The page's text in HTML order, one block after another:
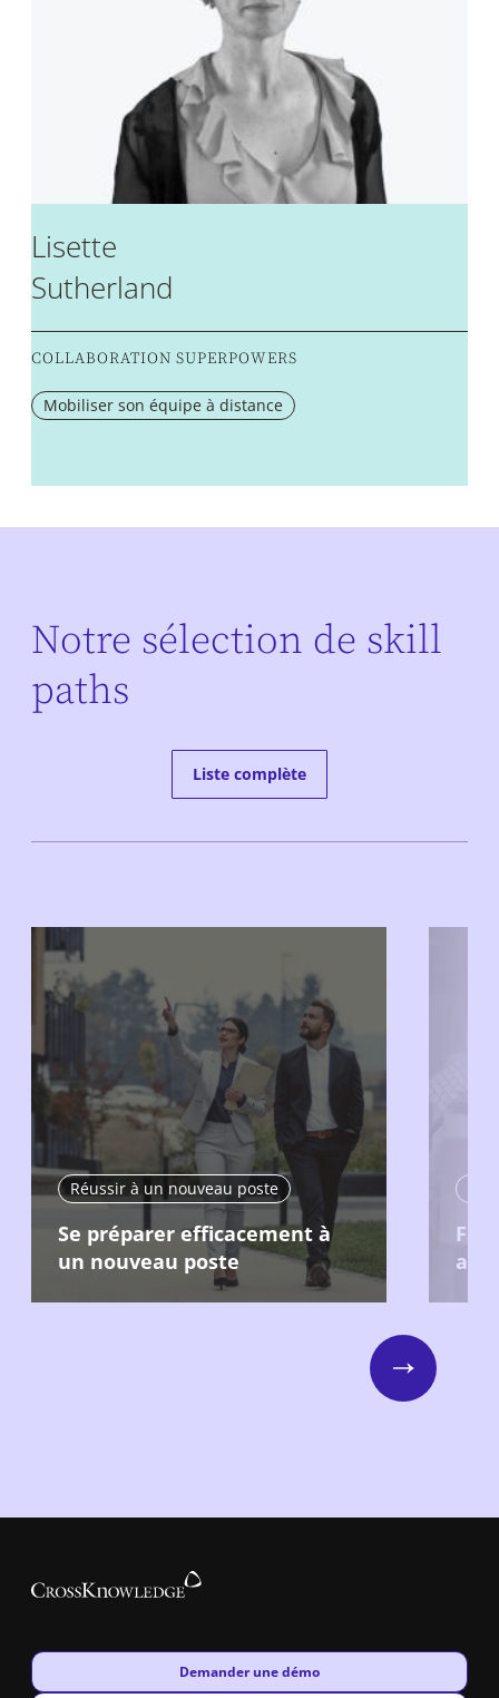
Lisette
Sutherland
COLLABORATION SUPERPOWERS
Mobiliser son équipe à distance
Notre sélection de skill
paths
Liste complète
Réussir à un nouveau poste
Se préparer efficacement à
un nouveau poste
Next
New window
Demander une démo